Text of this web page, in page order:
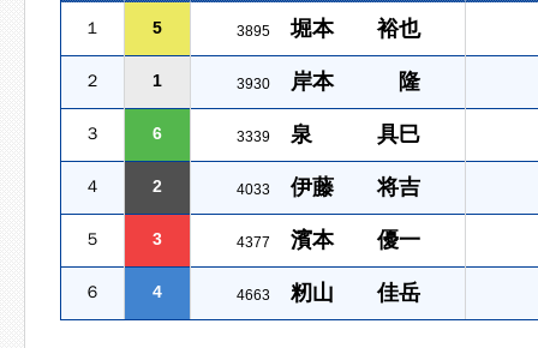
１ 5 3895 堀本 裕也
２ 1 3930 岸本 隆
３ 6 3339 泉 具巳
４ 2 4033 伊藤 将吉
５ 3 4377 濱本 優一
６ 4 4663 籾山 佳岳